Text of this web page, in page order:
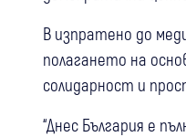
В изпратено до
полагането на
солидарност и
“Днес България е